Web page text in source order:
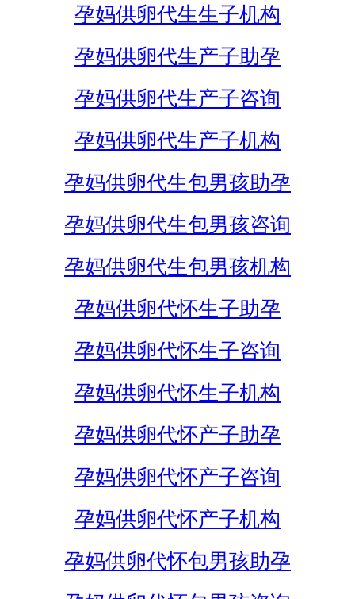
孕妈供卵代生生子机构
孕妈供卵代生产子助孕
孕妈供卵代生产子咨询
孕妈供卵代生产子机构
孕妈供卵代生包男孩助孕
孕妈供卵代生包男孩咨询
孕妈供卵代生包男孩机构
孕妈供卵代怀生子助孕
孕妈供卵代怀生子咨询
孕妈供卵代怀生子机构
孕妈供卵代怀产子助孕
孕妈供卵代怀产子咨询
孕妈供卵代怀产子机构
孕妈供卵代怀包男孩助孕